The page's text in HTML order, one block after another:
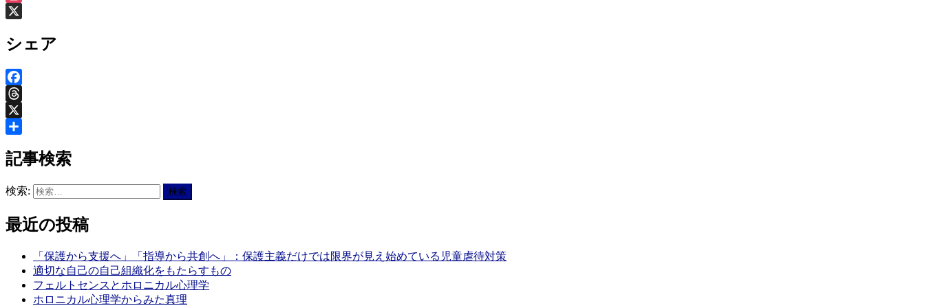
Instagram
シェア
Facebook
Threads
X
有
記事検索
検索:
最近の投稿
「保護から支援へ」「指導から共創へ」：保護主義だけでは限界が見え始めている児童虐待対策
適切な自己の自己組織化をもたらすもの
フェルトセンスとホロニカル心理学
ホロニカル心理学からみた真理